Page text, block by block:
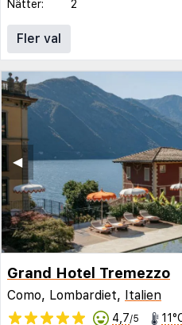
Nätter:
2
Fler val
◀︎
Grand Hotel Tremezzo
Como, Lombardiet, Italien
4,7/5